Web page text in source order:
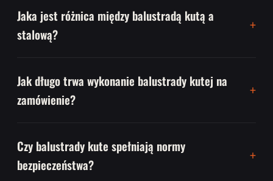
Jaka jest różnica między balustradą kutą a
stalową?
Jak długo trwa wykonanie balustrady kutej na
zamówienie?
Czy balustrady kute spełniają normy
bezpieczeństwa?